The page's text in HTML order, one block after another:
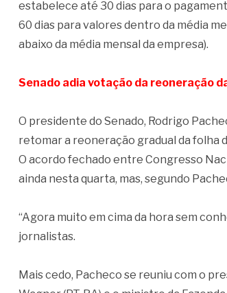
estabelece até 30 dias para o
60 dias para valores dentro da média
abaixo da média mensal da empresa).
Senado adia votação da reoneração
O presidente do Senado, Rodrigo
retomar a reoneração gradual da folha
O acordo fechado entre Congresso
ainda nesta quarta, mas, segundo
“Agora muito em cima da hora sem
jornalistas.
Mais cedo, Pacheco se reuniu com o